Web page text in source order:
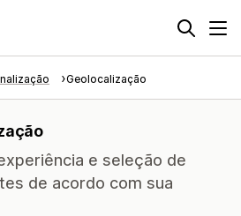
Geolocalização
e seleção de
de acordo com sua